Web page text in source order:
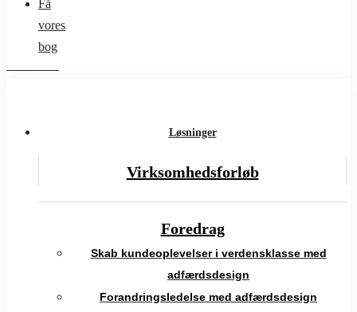
Få
vores
bog
Løsninger
Virksomhedsforløb
Foredrag
Skab kundeoplevelser i verdensklasse med
adfærdsdesign
Forandringsledelse med adfærdsdesign